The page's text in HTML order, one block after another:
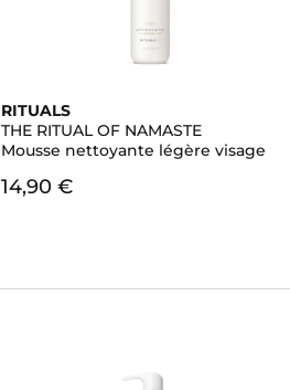
RITUALS
THE RITUAL OF NAMASTE
Mousse nettoyante légère visage
14,90 €